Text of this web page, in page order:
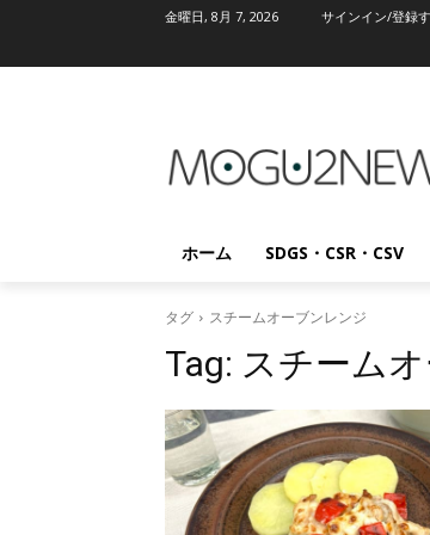
金曜日, 8月 7, 2026 サインイン/登録
ホーム SDGS・CSR・CSV
タグ スチームオーブンレンジ
Tag: スチーム